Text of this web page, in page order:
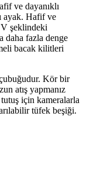
ve dayanıklı
ayak. Hafif ve
V şeklindeki
daha fazla denge
bacak kilitleri
Kör bir
atış yapmanız
için kameralarla
tüfek beşiği.